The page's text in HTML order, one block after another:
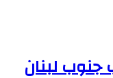
جنوب لبنان